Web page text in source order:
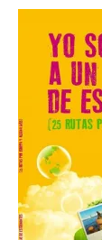
más
por
tecnología
de Iberia